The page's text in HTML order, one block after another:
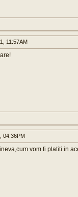
11:57AM
04:36PM
vom fi platiti in